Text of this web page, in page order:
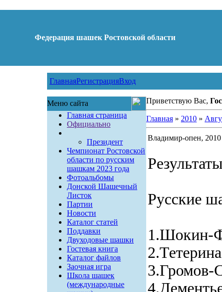
Федерация шашек Ростовской области
ГлавнаяРегистрацияВход
Меню сайта
Главная страница
Официально
Президент
Чемпионат Ростовской
области по русским
шашкам 2023 года
Фотоальбомы
Донской Шашечный
Листок
Партии
Новости
Каталог статей
Поддавки
Двуходовые шашки
Гостевая книга
Каталог файлов
Заочная игра
Школа шашек
(международные
Приветствую Вас,
Главная» 2010 »
Владимир-опен, 2010
Русские
1.Шокин-
3.Громов-